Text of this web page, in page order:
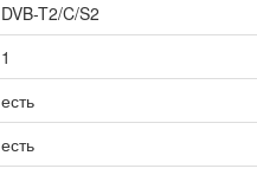
DVB-T2/C/S2
1
есть
есть